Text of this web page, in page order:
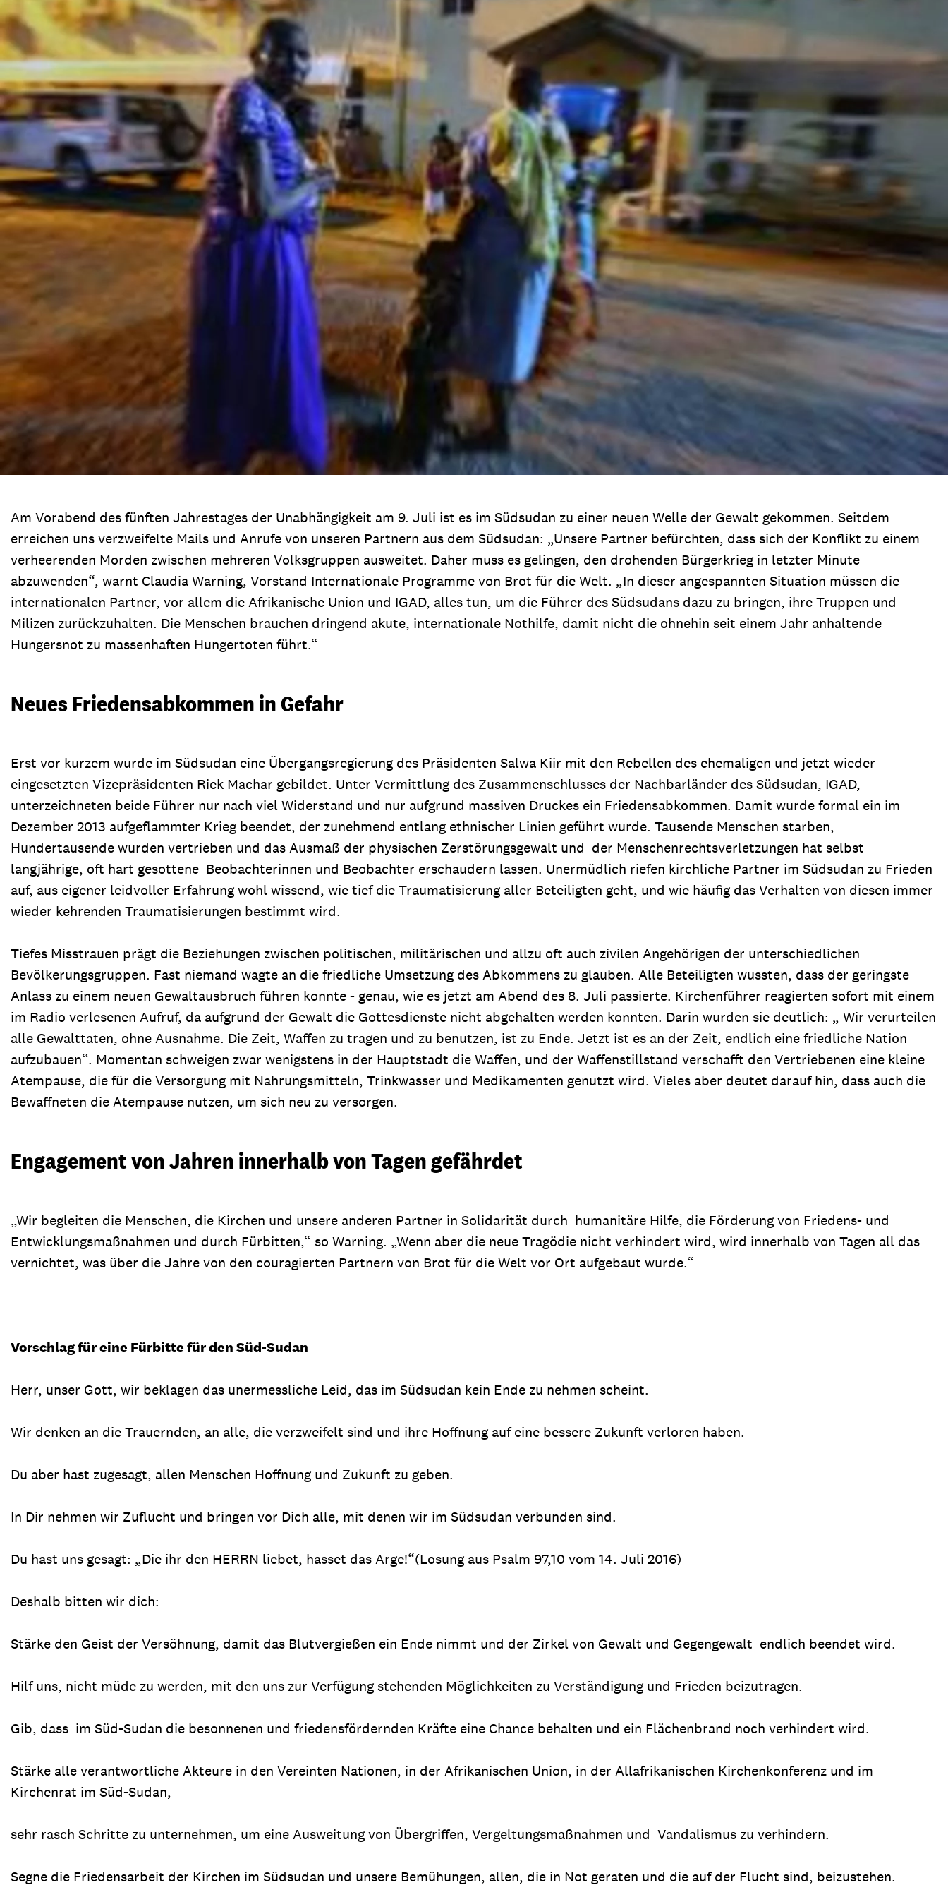
Am Vorabend des fünften Jahrestages der Unabhängigkeit am 9. Juli ist es im Südsudan zu einer neuen Welle der Gewalt gekommen. Seitdem
erreichen uns verzweifelte Mails und Anrufe von unseren Partnern aus dem Südsudan: „Unsere Partner befürchten, dass sich der Konflikt zu einem
verheerenden Morden zwischen mehreren Volksgruppen ausweitet. Daher muss es gelingen, den drohenden Bürgerkrieg in letzter Minute
abzuwenden“, warnt Claudia Warning, Vorstand Internationale Programme von Brot für die Welt. „In dieser angespannten Situation müssen die
internationalen Partner, vor allem die Afrikanische Union und IGAD, alles tun, um die Führer des Südsudans dazu zu bringen, ihre Truppen und
Milizen zurückzuhalten. Die Menschen brauchen dringend akute, internationale Nothilfe, damit nicht die ohnehin seit einem Jahr anhaltende
Hungersnot zu massenhaften Hungertoten führt.“
Neues Friedensabkommen in Gefahr
Erst vor kurzem wurde im Südsudan eine Übergangsregierung des Präsidenten Salwa Kiir mit den Rebellen des ehemaligen und jetzt wieder
eingesetzten Vizepräsidenten Riek Machar gebildet. Unter Vermittlung des Zusammenschlusses der Nachbarländer des Südsudan, IGAD,
unterzeichneten beide Führer nur nach viel Widerstand und nur aufgrund massiven Druckes ein Friedensabkommen. Damit wurde formal ein im
Dezember 2013 aufgeflammter Krieg beendet, der zunehmend entlang ethnischer Linien geführt wurde. Tausende Menschen starben,
Hundertausende wurden vertrieben und das Ausmaß der physischen Zerstörungsgewalt und der Menschenrechtsverletzungen hat selbst
langjährige, oft hart gesottene Beobachterinnen und Beobachter erschaudern lassen. Unermüdlich riefen kirchliche Partner im Südsudan zu Frieden
auf, aus eigener leidvoller Erfahrung wohl wissend, wie tief die Traumatisierung aller Beteiligten geht, und wie häufig das Verhalten von diesen immer
wieder kehrenden Traumatisierungen bestimmt wird.
Tiefes Misstrauen prägt die Beziehungen zwischen politischen, militärischen und allzu oft auch zivilen Angehörigen der unterschiedlichen
Bevölkerungsgruppen. Fast niemand wagte an die friedliche Umsetzung des Abkommens zu glauben. Alle Beteiligten wussten, dass der geringste
Anlass zu einem neuen Gewaltausbruch führen konnte - genau, wie es jetzt am Abend des 8. Juli passierte. Kirchenführer reagierten sofort mit einem
im Radio verlesenen Aufruf, da aufgrund der Gewalt die Gottesdienste nicht abgehalten werden konnten. Darin wurden sie deutlich: „ Wir verurteilen
alle Gewalttaten, ohne Ausnahme. Die Zeit, Waffen zu tragen und zu benutzen, ist zu Ende. Jetzt ist es an der Zeit, endlich eine friedliche Nation
aufzubauen“. Momentan schweigen zwar wenigstens in der Hauptstadt die Waffen, und der Waffenstillstand verschafft den Vertriebenen eine kleine
Atempause, die für die Versorgung mit Nahrungsmitteln, Trinkwasser und Medikamenten genutzt wird. Vieles aber deutet darauf hin, dass auch die
Bewaffneten die Atempause nutzen, um sich neu zu versorgen.
Engagement von Jahren innerhalb von Tagen gefährdet
„Wir begleiten die Menschen, die Kirchen und unsere anderen Partner in Solidarität durch humanitäre Hilfe, die Förderung von Friedens- und
Entwicklungsmaßnahmen und durch Fürbitten,“ so Warning. „Wenn aber die neue Tragödie nicht verhindert wird, wird innerhalb von Tagen all das
vernichtet, was über die Jahre von den couragierten Partnern von Brot für die Welt vor Ort aufgebaut wurde.“
Vorschlag für eine Fürbitte für den Süd-Sudan
Herr, unser Gott, wir beklagen das unermessliche Leid, das im Südsudan kein Ende zu nehmen scheint.
Wir denken an die Trauernden, an alle, die verzweifelt sind und ihre Hoffnung auf eine bessere Zukunft verloren haben.
Du aber hast zugesagt, allen Menschen Hoffnung und Zukunft zu geben.
In Dir nehmen wir Zuflucht und bringen vor Dich alle, mit denen wir im Südsudan verbunden sind.
Du hast uns gesagt: „Die ihr den HERRN liebet, hasset das Arge!“(Losung aus Psalm 97,10 vom 14. Juli 2016)
Deshalb bitten wir dich:
Stärke den Geist der Versöhnung, damit das Blutvergießen ein Ende nimmt und der Zirkel von Gewalt und Gegengewalt endlich beendet wird.
Hilf uns, nicht müde zu werden, mit den uns zur Verfügung stehenden Möglichkeiten zu Verständigung und Frieden beizutragen.
Gib, dass im Süd-Sudan die besonnenen und friedensfördernden Kräfte eine Chance behalten und ein Flächenbrand noch verhindert wird.
Stärke alle verantwortliche Akteure in den Vereinten Nationen, in der Afrikanischen Union, in der Allafrikanischen Kirchenkonferenz und im
Kirchenrat im Süd-Sudan,
sehr rasch Schritte zu unternehmen, um eine Ausweitung von Übergriffen, Vergeltungsmaßnahmen und Vandalismus zu verhindern.
Segne die Friedensarbeit der Kirchen im Südsudan und unsere Bemühungen, allen, die in Not geraten und die auf der Flucht sind, beizustehen.